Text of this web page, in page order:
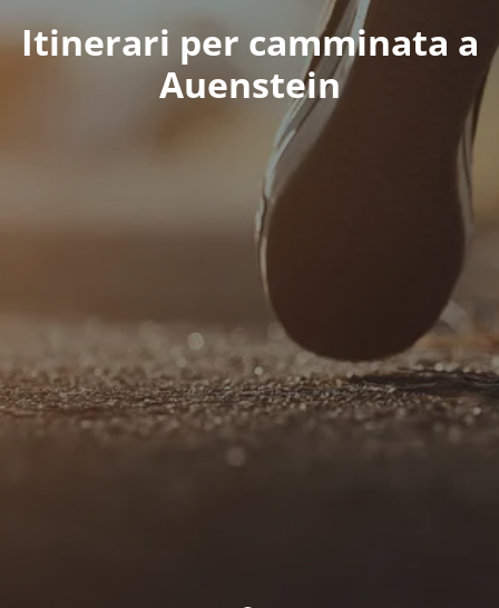
Itinerari per camminata a
Auenstein